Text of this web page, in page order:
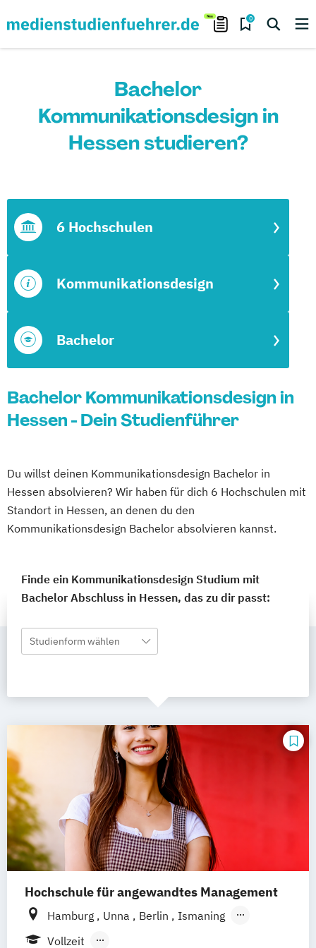
0
Bachelor
Kommunikationsdesign in
Hessen studieren?
Bachelor
Kommunikationsdesign
6 Hochschulen
Bachelor Kommunikationsdesign in
Hessen - Dein Studienführer
Du willst deinen Kommunikationsdesign Bachelor in
Hessen absolvieren? Wir haben für dich 6 Hochschulen mit
Standort in Hessen, an denen du den
Kommunikationsdesign Bachelor absolvieren kannst.
Finde ein Kommunikationsdesign Studium mit
Bachelor Abschluss in Hessen, das zu dir passt:
Studienform wählen
Hochschule für angewandtes Management
Hamburg Unna Berlin
Ismaning
Mannheim
Vollzeit